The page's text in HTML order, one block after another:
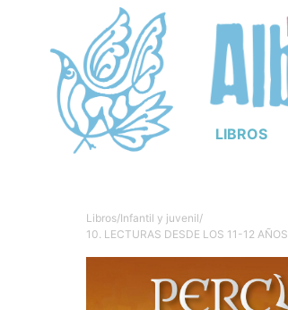
LIBROS
Libros/Infantil y juvenil/
10. LECTURAS DESDE LOS 11-12 AÑOS